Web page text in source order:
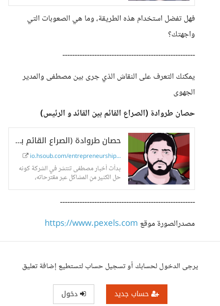
فهل تفضل استخدام هذه الطريقة، وما هي الصعوبات التي
واجهتك؟
------------------------------------------------------
يمكنك التعرف على النقاش الذي جرى بين مصطفى والمدير
الجهوى
حصان طروادة (الصراع القائم بين القائد و الرئيس)
حصان طروادة (الصراع القائم بين القائد و الرئيس) - حسوب I/O
io.hsoub.com/entrepreneurship...
بدأت أخبار مصطفى تنتشر في الشركة كونه
حل الكثير من المشاكل عبر مقترحاته،
-------------------------------------------------------
مصدرالصورة موقع https://www.pexels.com
يرجى الدخول لحسابك أو تسجيل حساب لتستطيع إضافة تعليق
حساب جديد دخول